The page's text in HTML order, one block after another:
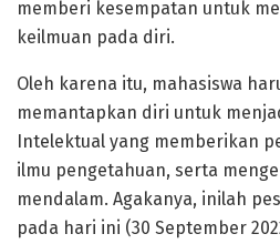
memberi kesempatan untuk
keilmuan pada diri.
Oleh karena itu, mahasiswa
memantapkan diri untuk
Intelektual yang memberikan
ilmu pengetahuan, serta
mendalam. Agakanya, inilah
pada hari ini (30 September